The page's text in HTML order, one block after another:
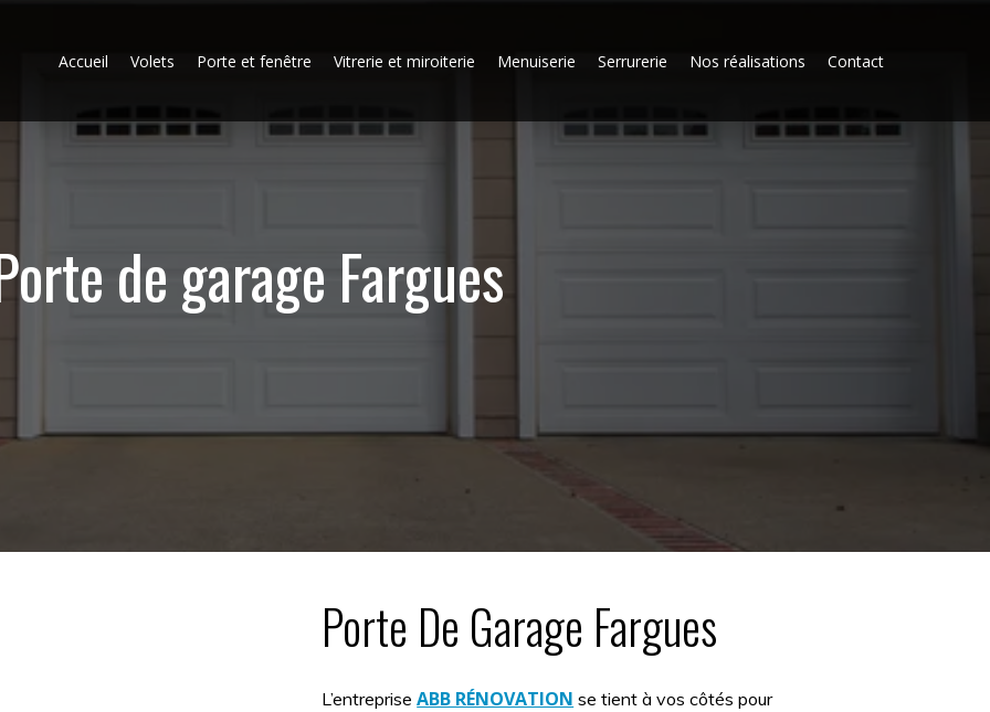
Accueil Volets Porte et fenêtre Vitrerie et miroiterie Menuiserie Serrurerie Nos réalisations Contact
de garage Fargues
Porte De Garage Fargues
L’entrepriseABB RÉNOVATION se tient à vos côtés pour